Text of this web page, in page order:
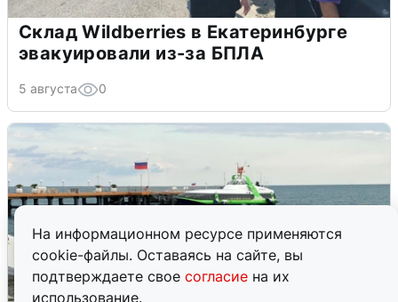
На информационном ресурсе применяются
cookie-файлы. Оставаясь на сайте, вы
подтверждаете свое согласие на их
использование.
Склад Wildberries в Екатеринбурге
эвакуировали из-за БПЛА
5 августа 0